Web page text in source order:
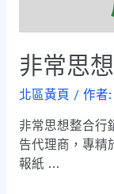
非常思
北區黃頁 / 作者:
非常思想整合行
告代理商，專精
報紙 …